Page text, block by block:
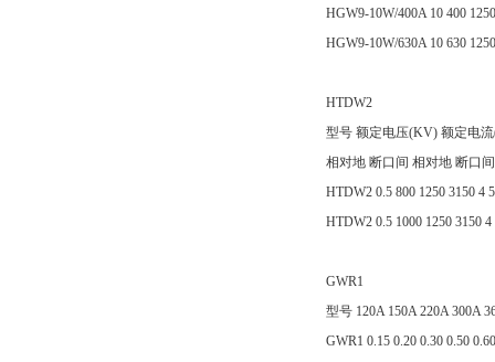
HGW9-10W/400A 10 400
HGW9-10W/630A 10 630
HTDW2
型号 额定电压(KV) 额定电
相对地 断口间 相对地 断口间
HTDW2 0.5 800 1250 3150 4
HTDW2 0.5 1000 1250 3150 4
GWR1
型号 120A 150A 220A 300A
GWR1 0.15 0.20 0.30 0.50